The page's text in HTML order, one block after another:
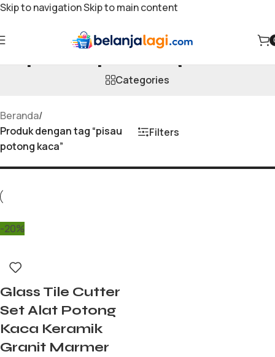
Skip to navigationSkip to main content
pisau potong kaca
Categories
Beranda/
Produk dengan tag “pisau
potong kaca”
Filters
-20%
Glass Tile Cutter
Set Alat Potong
Kaca Keramik
Granit Marmer